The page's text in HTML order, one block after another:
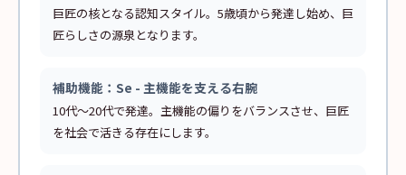
巨匠の核となる認知スタイル。5歳頃から発達し始め、巨
匠らしさの源泉となります。
補助機能：Se - 主機能を支える右腕
10代〜20代で発達。主機能の偏りをバランスさせ、巨匠
を社会で活きる存在にします。